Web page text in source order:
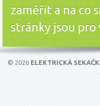
zaměřit a na co
stránky jsou pro
© 2026 ELEKTRICKÁ